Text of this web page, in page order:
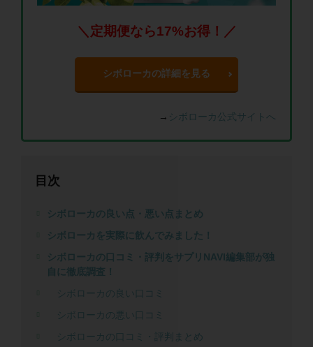
＼定期便なら17%お得！／
シボローカの詳細を見る
→ シボローカ公式サイトへ
目次
シボローカの良い点・悪い点まとめ
シボローカを実際に飲んでみました！
シボローカの口コミ・評判をサプリNAVI編集部が独
自に徹底調査！
シボローカの良い口コミ
シボローカの悪い口コミ
シボローカの口コミ・評判まとめ